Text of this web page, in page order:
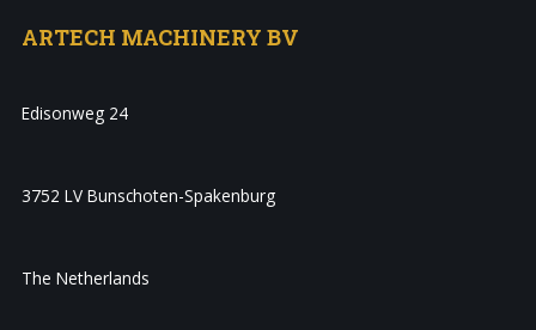
ARTECH MACHINERY BV
Edisonweg 24
3752 LV Bunschoten-Spakenburg
The Netherlands